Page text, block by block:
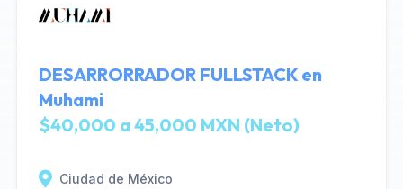
DESARRORRADOR FULLSTACK en
Muhami
$40,000 a 45,000 MXN (Neto)
Ciudad de México